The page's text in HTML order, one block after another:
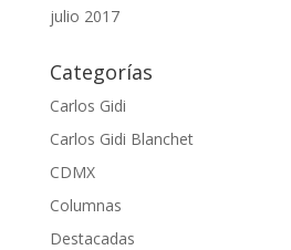
julio 2017
Categorías
Carlos Gidi
Carlos Gidi Blanchet
CDMX
Columnas
Destacadas